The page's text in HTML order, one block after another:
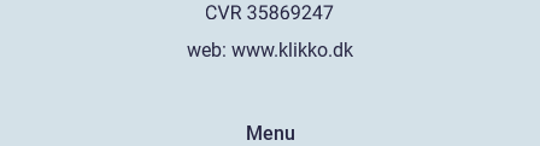
web: www.klikko.dk
Menu